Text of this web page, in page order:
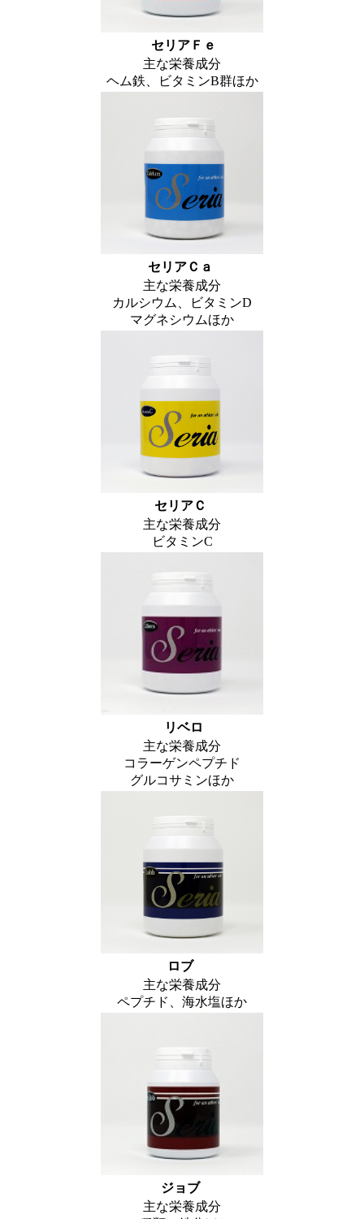
セリアＦｅ
主な栄養成分
ヘム鉄、ビタミンB群ほか
セリアＣａ
主な栄養成分
カルシウム、ビタミンD
マグネシウムほか
セリアＣ
主な栄養成分
ビタミンC
リベロ
主な栄養成分
コラーゲンペプチド
グルコサミンほか
ロブ
主な栄養成分
ペプチド、海水塩ほか
ジョブ
主な栄養成分